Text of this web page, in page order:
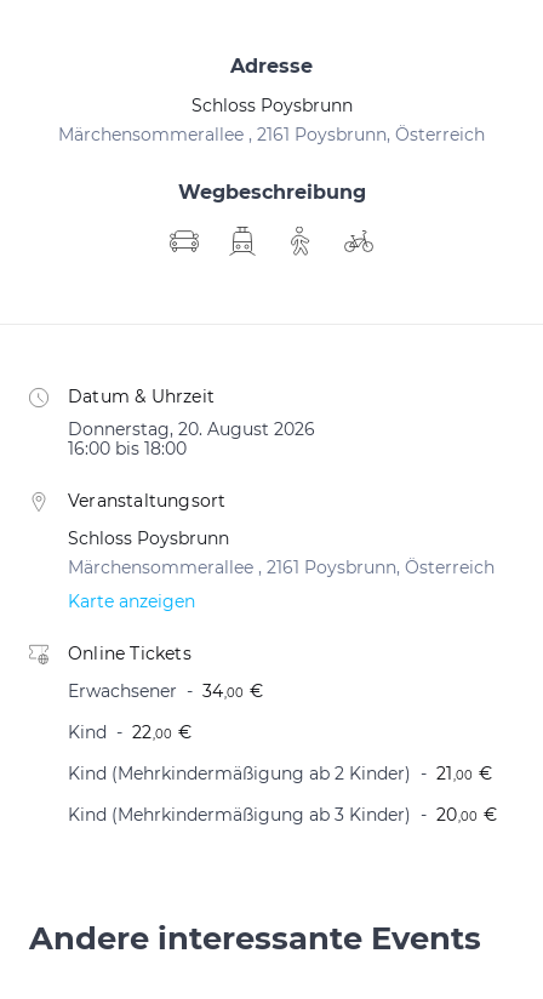
Adresse
Schloss Poysbrunn
Märchensommerallee , 2161 Poysbrunn, Österreich
Wegbeschreibung
Datum & Uhrzeit
Donnerstag, 20. August 2026
16:00 bis 18:00
Veranstaltungsort
Schloss Poysbrunn
Märchensommerallee , 2161 Poysbrunn, Österreich
Karte anzeigen
Online Tickets
Erwachsener
34,00 €
Kind
22,00 €
Kind (Mehrkindermäßigung ab 2 Kinder)
21,00 €
Kind (Mehrkindermäßigung ab 3 Kinder)
20,00 €
Andere interessante Events